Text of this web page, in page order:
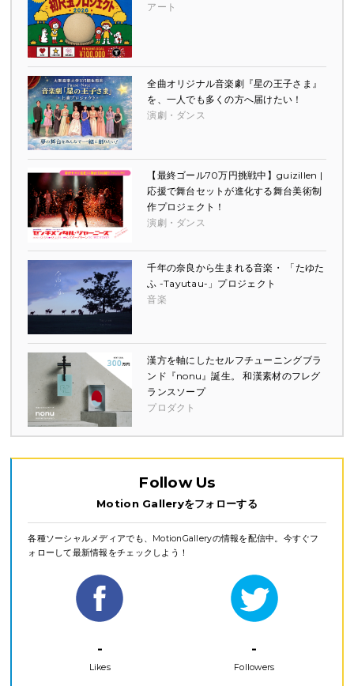
アート
全曲オリジナル音楽劇『星の王子さま』
を、一人でも多くの方へ届けたい！
演劇・ダンス
【最終ゴール70万円挑戦中】guizillen |
応援で舞台セットが進化する舞台美術制
作プロジェクト！
演劇・ダンス
千年の奈良から生まれる音楽・ 「たゆた
ふ -Tayutau-」プロジェクト
音楽
漢方を軸にしたセルフチューニングブラ
ンド『nonu』誕生。 和漢素材のフレグ
ランスソープ
プロダクト
Follow Us
Motion Galleryをフォローする
各種ソーシャルメディアでも、MotionGalleryの情報を配信中。今すぐフ
ォローして最新情報をチェックしよう！
-
Likes
-
Followers